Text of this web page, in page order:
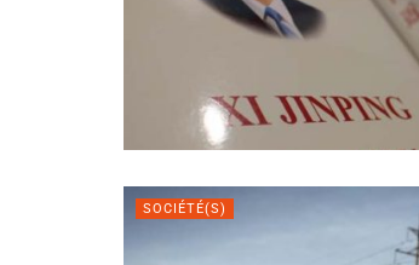
SOCIÉTÉ(S)